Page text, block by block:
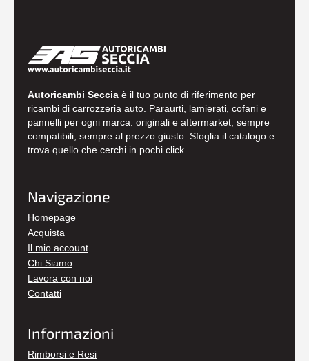
Autoricambi Seccia è il tuo punto di riferimento per
ricambi di carrozzeria auto. Paraurti, lamierati, cofani e
pannelli per ogni marca: originali e aftermarket, sempre
compatibili, sempre al prezzo giusto. Sfoglia il catalogo e
trova quello che cerchi in pochi click.
Navigazione
Homepage
Acquista
Il mio account
Chi Siamo
Lavora con noi
Contatti
Informazioni
Rimborsi e Resi